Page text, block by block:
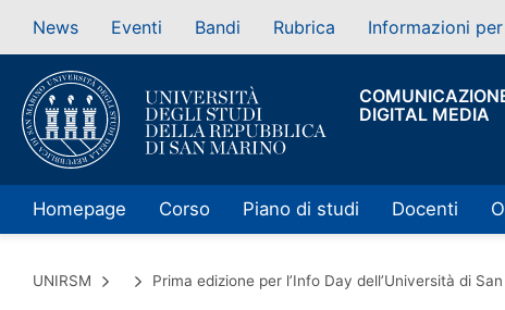
News Eventi Bandi Rubrica Informazioni per
DIGITAL MEDIA
Homepage Corso Piano di studi Docenti
UNIRSM Prima edizione per l’Info Day dell’Università di